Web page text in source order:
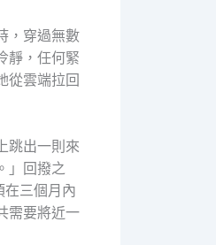
，穿過無數
靜，任何緊
從雲端拉回
跳出一則來
」回撥之
三個月內
需要將近一